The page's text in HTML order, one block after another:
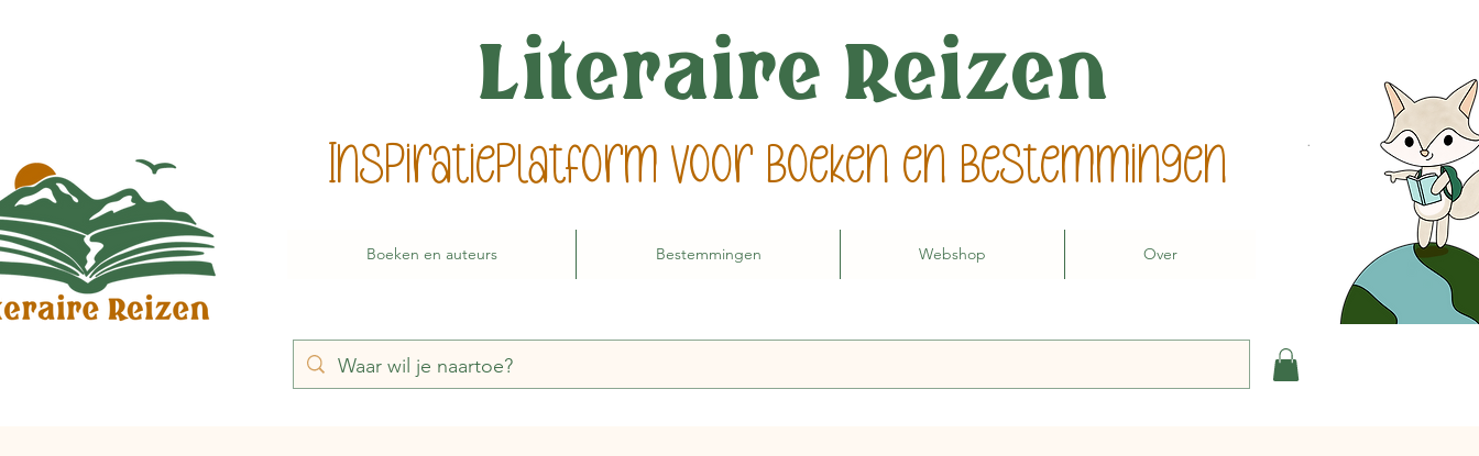
Literaire Reizen
Inspiratieplatform voor boeken en bestemmingen
Boeken en auteurs Bestemmingen Webshop Over